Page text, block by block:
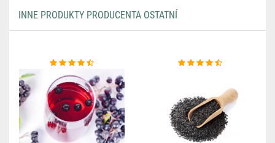
INNE PRODUKTY PRODUCENTA OSTATNÍ